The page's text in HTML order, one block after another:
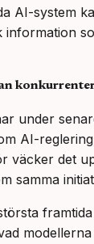
AI-system
information
under
AI-
väcker det
samma